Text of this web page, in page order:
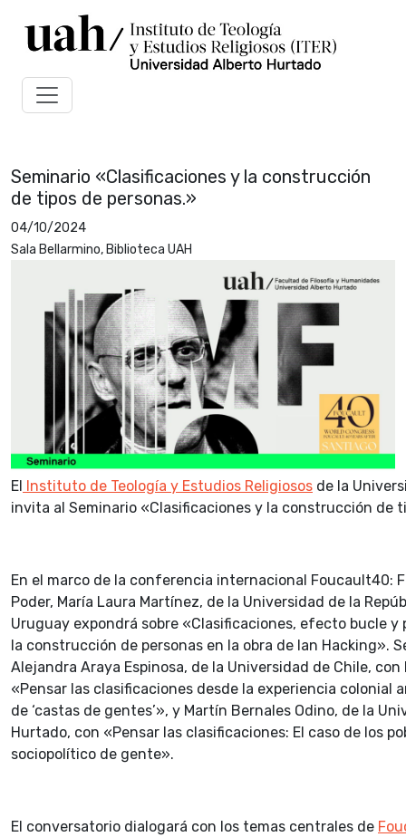
Seminario «Clasificaciones y la construcción
de tipos de personas.»
04/10/2024
Sala Bellarmino, Biblioteca UAH
El Instituto de Teología y Estudios Religiosos de la
invita al Seminario «Clasificaciones y la construcción de
En el marco de la conferencia internacional Foucault40:
Poder, María Laura Martínez, de la Universidad de la
Uruguay expondrá sobre «Clasificaciones, efecto bucle y
la construcción de personas en la obra de Ian Hacking».
Alejandra Araya Espinosa, de la Universidad de Chile,
«Pensar las clasificaciones desde la experiencia colonial
de ‘castas de gentes’», y Martín Bernales Odino, de la
Hurtado, con «Pensar las clasificaciones: El caso de los
sociopolítico de gente».
El conversatorio dialogará con los temas centrales de